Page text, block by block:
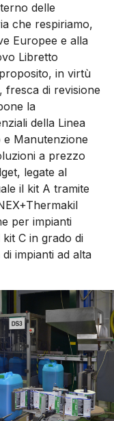
delle
che respiriamo,
Europee e alla
Libretto
in virtù
fresca di revisione
la
della Linea
e Manutenzione
a prezzo
legate al
il kit A tramite
per impianti
C in grado di
impianti ad alta